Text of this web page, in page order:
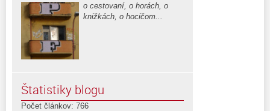
o cestovaní, o horách, o
knižkách, o hocičom...
Štatistiky blogu
Počet článkov: 766